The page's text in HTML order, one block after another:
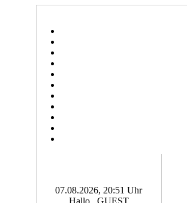
07.08.2026, 20:51 Uhr
Hallo _GUEST